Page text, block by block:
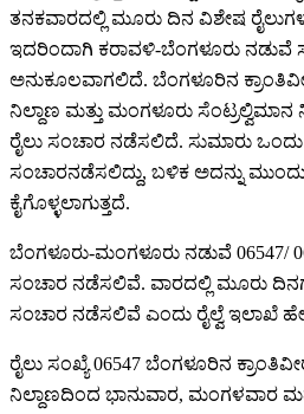
ತನಕವಾರದಲ್ಲಿ ಮೂರು ದಿನ ವಿಶೇಷ
ಇದರಿಂದಾಗಿ ಕರಾವಳಿ-ಬೆಂಗಳೂರು ನಡುವೆ
ಅನುಕೂಲವಾಗಲಿದೆ. ಬೆಂಗಳೂರಿನ
ನಿಲ್ದಾಣ ಮತ್ತು ಮಂಗಳೂರು ಸೆಂಟ್ರಲ್ವಿಮಾನ
ರೈಲು ಸಂಚಾರ ನಡೆಸಲಿದೆ. ಸುಮಾರು ಒಂದು
ಸಂಚಾರನಡೆಸಲಿದ್ದು, ಬಳಿಕ ಅದನ್ನು
ಕೈಗೊಳ್ಳಲಾಗುತ್ತದೆ.
ಬೆಂಗಳೂರು-ಮಂಗಳೂರು ನಡುವೆ 06547/
ಸಂಚಾರ ನಡೆಸಲಿವೆ. ವಾರದಲ್ಲಿ ಮೂರು
ಸಂಚಾರ ನಡೆಸಲಿವೆ ಎಂದು ರೈಲ್ವೆ ಇಲಾಖೆ
ರೈಲು ಸಂಖ್ಯೆ06547 ಬೆಂಗಳೂರಿನ
ನಿಲ್ದಾಣದಿಂದ ಭಾನುವಾರ, ಮಂಗಳವಾರ